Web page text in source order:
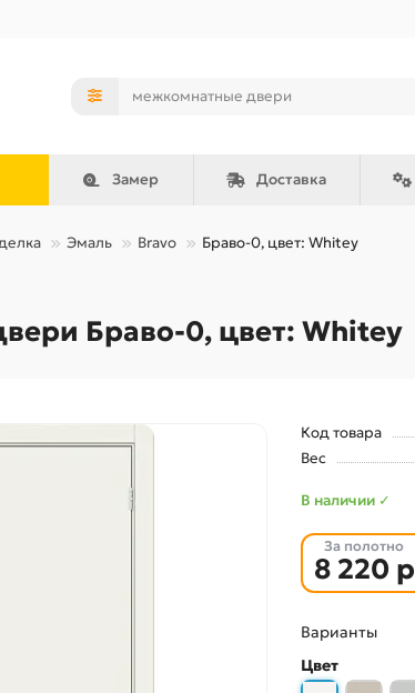
Замер Доставка
Эмаль Bravo Браво-0, цвет: Whitey
Браво-0, цвет: Whitey
Код товара
Вес
В наличии ✓
За полотно
8 220 р
Варианты
Цвет